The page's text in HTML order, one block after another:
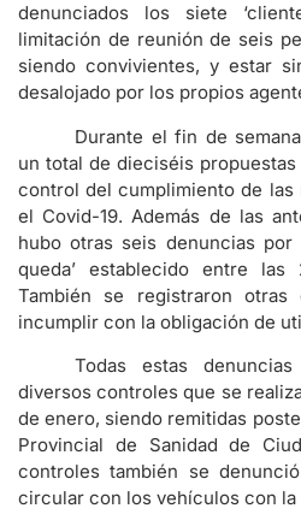
denunciados los siete
limitación de reunión de seis
siendo convivientes, y estar
desalojado por los propios
Durante el fin de
un total de dieciséis
control del cumplimiento de las
el Covid-19. Además de las
hubo otras seis denuncias
queda’ establecido entre
También se registraron
incumplir con la obligación de
Todas estas
diversos controles que se
de enero, siendo remitidas
Provincial de Sanidad de
controles también se
circular con los vehículos con la